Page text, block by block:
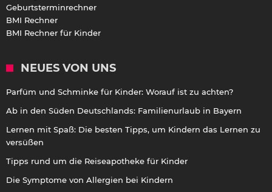
Geburtsterminrechner
BMI Rechner
BMI Rechner für Kinder
NEUES VON UNS
Parfüm und Schminke für Kinder: Worauf ist zu achten?
Ab in den Süden Deutschlands: Familienurlaub in Bayern
Lernen mit Spaß: Die besten Tipps, um Kindern das Lernen zu
versüßen
Tipps rund um die Reiseapotheke für Kinder
Die Symptome von Allergien bei Kindern